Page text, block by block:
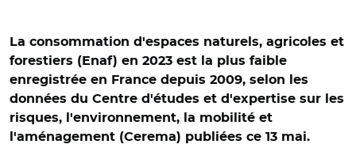
La consommation d'espaces naturels, agricoles et
forestiers (Enaf) en 2023 est la plus faible
enregistrée en France depuis 2009, selon les
données du Centre d'études et d'expertise sur les
risques, l'environnement, la mobilité et
l'aménagement (Cerema) publiées ce 13 mai.
© Traitements et cartographie : Cerema - avril 2025.
Source : Consommation Enaf issue des fichiers fonciers